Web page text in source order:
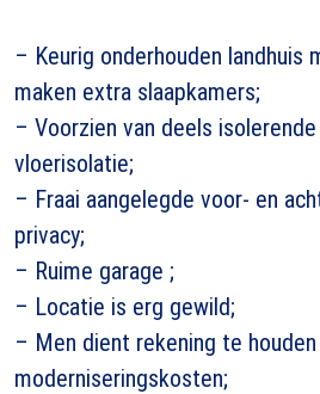
– Keurig onderhouden landhuis
maken extra slaapkamers;
– Voorzien van deels
vloerisolatie;
– Fraai aangelegde voor- en
privacy;
– Ruime garage ;
– Locatie is erg gewild;
– Men dient rekening te
moderniseringskosten;